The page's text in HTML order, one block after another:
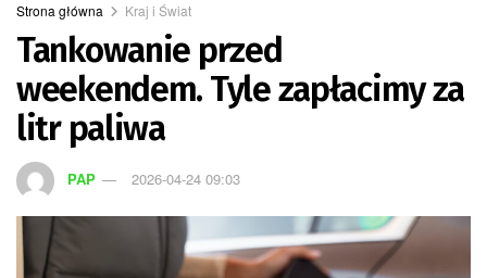
Strona główna Kraj i Świat
Tankowanie przed
weekendem. Tyle zapłacimy za
litr paliwa
PAP 2026-04-24 09:03